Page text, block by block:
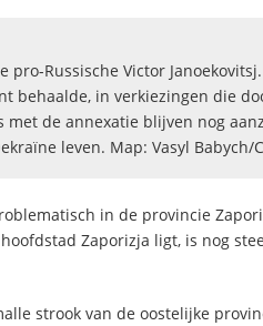
pro-Russische Victor
behaalde, in verkiezingen die
de annexatie blijven nog
leven. Map: Vasyl Babych/
in de provincie
Zaporizja ligt, is nog
strook van de oostelijke